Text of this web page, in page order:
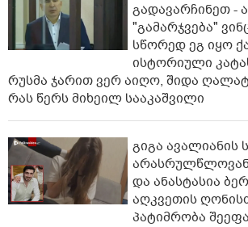
გადავარჩინეთ -
"გამარჯვება"
სწორედ ეგ იყო
ისტორიული
რუსმა ჯარით ვერ აიღო, შიდა
რას წერს მიხეილ სააკაშვილი
გიგა ავალიანის
და ანასტასია
აღკვეთის
პატიმრობა